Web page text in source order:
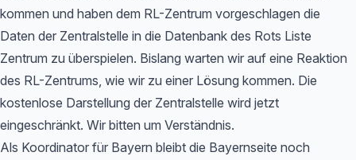
kommen und haben dem RL-Zentrum vorgeschlagen die
Daten der Zentralstelle in die Datenbank des Rots Liste
Zentrum zu überspielen. Bislang warten wir auf eine Reaktion
des RL-Zentrums, wie wir zu einer Lösung kommen. Die
kostenlose Darstellung der Zentralstelle wird jetzt
eingeschränkt. Wir bitten um Verständnis.
Als Koordinator für Bayern bleibt die Bayernseite noch